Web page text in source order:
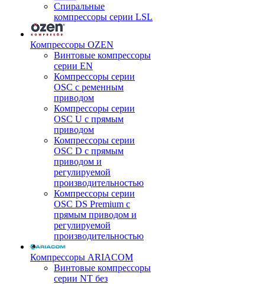
Спиральные
компрессоры серии LSL
Компрессоры OZEN
Винтовые компрессоры
серии EN
Компрессоры серии
OSC с ременным
приводом
Компрессоры серии
OSC U с прямым
приводом
Компрессоры серии
OSC D с прямым
приводом и
регулируемой
производительностью
Компрессоры серии
OSC DS Premium с
прямым приводом и
регулируемой
производительностью
Компрессоры ARIACOM
Винтовые компрессоры
серии NT без